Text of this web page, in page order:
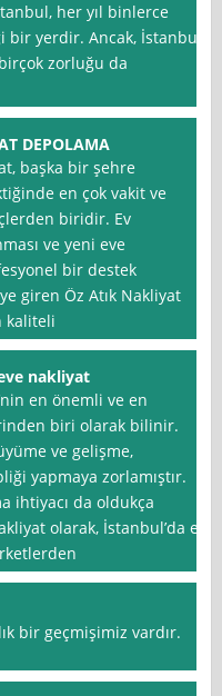
her yıl binlerce
bir yerdir. Ancak, İstanbul
zorluğu da
DEPOLAMA
başka bir şehre
en çok vakit ve
biridir. Ev
ve yeni eve
bir destek
giren Öz Atık Nakliyat
kaliteli
nakliyat
en önemli ve en
biri olarak bilinir.
ve gelişme,
yapmaya zorlamıştır.
ihtiyacı da oldukça
olarak, İstanbul’da ev
bir geçmişimiz vardır.